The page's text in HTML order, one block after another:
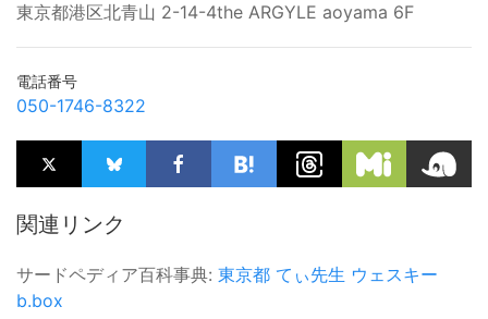
東京都港区北青山 2-14-4the ARGYLE aoyama 6F
電話番号
050-1746-8322
関連リンク
サードペディア百科事典: 東京都 てぃ先生 ウェスキー
b.box